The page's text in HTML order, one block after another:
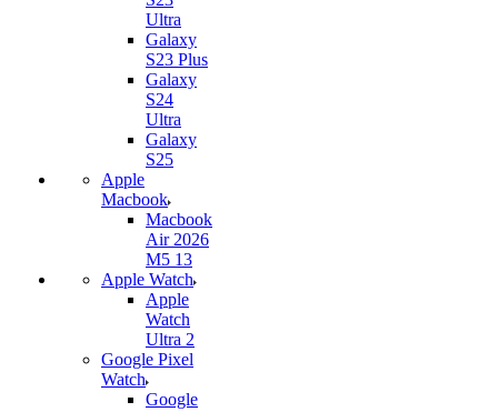
Ultra
Galaxy
S23 Plus
Galaxy
S24
Ultra
Galaxy
S25
Apple
Macbook
Macbook
Air 2026
M5 13
Apple Watch
Apple
Watch
Ultra 2
Google Pixel
Watch
Google